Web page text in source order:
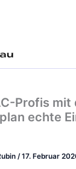
Profis mit
echte
/17. Februar